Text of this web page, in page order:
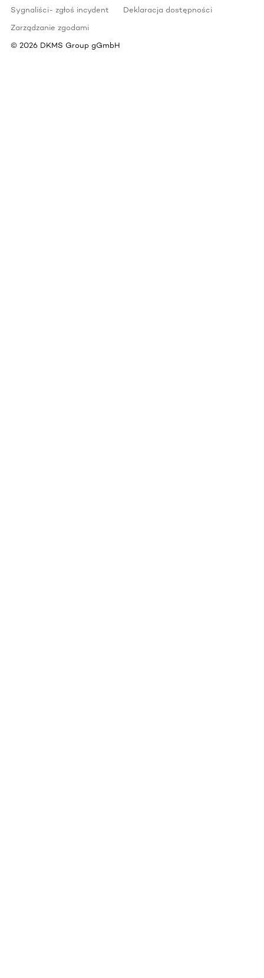
Sygnaliści- zgłoś incydent
Deklaracja dostępności
Zarządzanie zgodami
© 2026 DKMS Group gGmbH